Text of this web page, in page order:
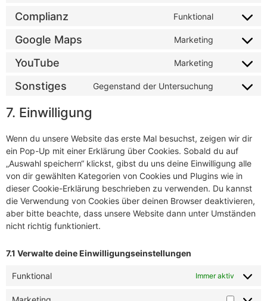
Complianz Funktional
Google Maps Marketing
YouTube Marketing
Sonstiges Gegenstand der Untersuchung
7. Einwilligung
Wenn du unsere Website das erste Mal besuchst, zeigen wir dir
ein Pop-Up mit einer Erklärung über Cookies. Sobald du auf
„Auswahl speichern“ klickst, gibst du uns deine Einwilligung alle
von dir gewählten Kategorien von Cookies und Plugins wie in
dieser Cookie-Erklärung beschrieben zu verwenden. Du kannst
die Verwendung von Cookies über deinen Browser deaktivieren,
aber bitte beachte, dass unsere Website dann unter Umständen
nicht richtig funktioniert.
7.1 Verwalte deine Einwilligungseinstellungen
Funktional Immer aktiv